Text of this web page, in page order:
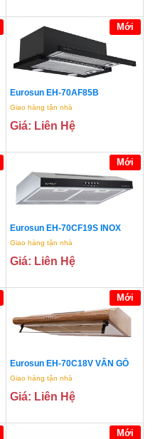
Mới
Eurosun EH-70AF85B
Giao hàng tận nhà
Giá: Liên Hệ
Mới
Eurosun EH-70CF19S INOX
Giao hàng tận nhà
Giá: Liên Hệ
Mới
Eurosun EH-70C18V VÂN GỖ
Giao hàng tận nhà
Giá: Liên Hệ
Mới